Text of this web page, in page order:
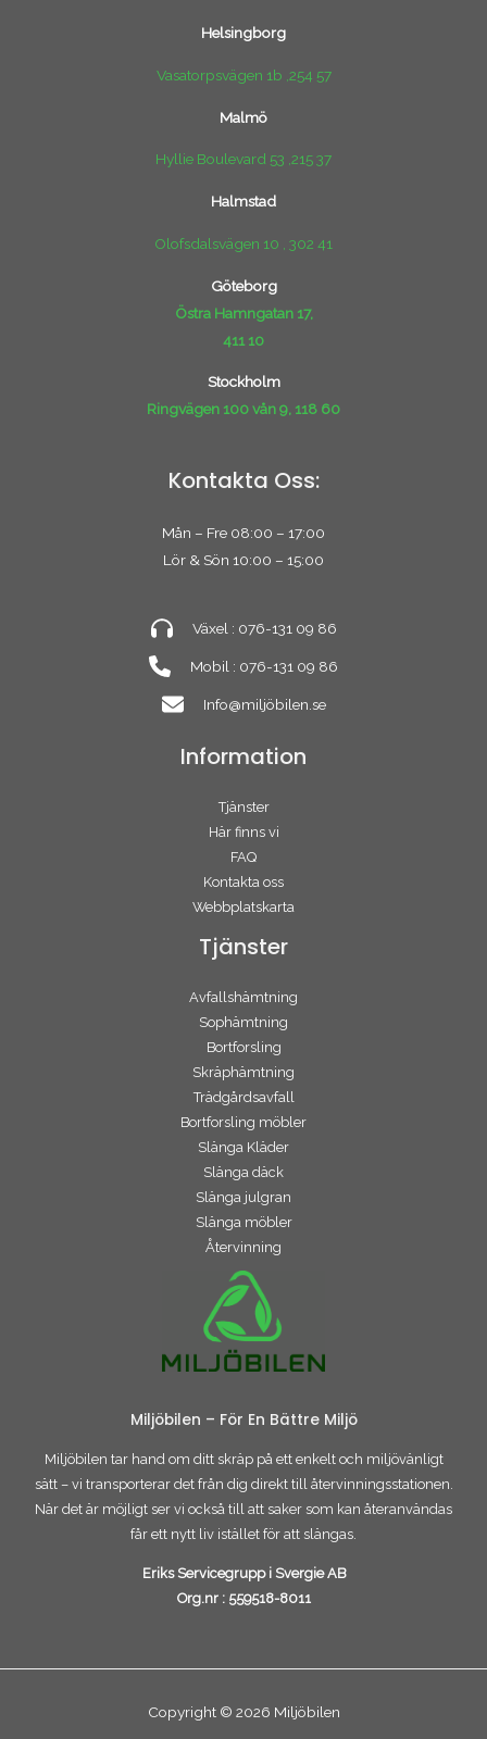
Helsingborg
Vasatorpsvägen 1b ,254 57
Malmö
Hyllie Boulevard 53 ,215 37
Halmstad
Olofsdalsvägen 10 , 302 41
Göteborg
Östra Hamngatan 17,
411 10
Stockholm
Ringvägen 100 vån 9, 118 60
Kontakta Oss:
Mån – Fre 08:00 – 17:00
Lör & Sön 10:00 – 15:00
Växel : 076-131 09 86
Mobil : 076-131 09 86
Info@miljöbilen.se
Information
Tjänster
Här finns vi
FAQ
Kontakta oss
Webbplatskarta
Tjänster
Avfallshämtning
Sophämtning
Bortforsling
Skräphämtning
Trädgårdsavfall
Bortforsling möbler
Slänga Kläder
Slänga däck
Slänga julgran
Slänga möbler
Återvinning
Miljöbilen – För En Bättre Miljö
Miljöbilen tar hand om ditt skräp på ett enkelt och miljövänligt
sätt – vi transporterar det från dig direkt till återvinningsstationen.
När det är möjligt ser vi också till att saker som kan återanvändas
får ett nytt liv istället för att slängas.
Eriks Servicegrupp i Svergie AB
Org.nr : 559518-8011
Copyright © 2026 Miljöbilen